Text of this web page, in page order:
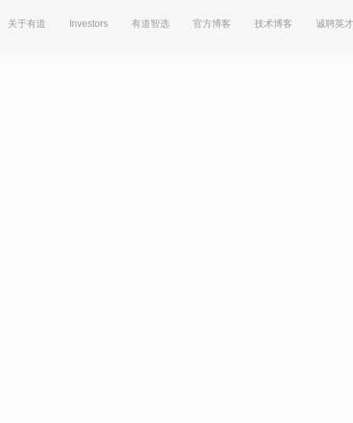
关于有道 Investors 有道智选 官方博客 技术博客 诚聘英才